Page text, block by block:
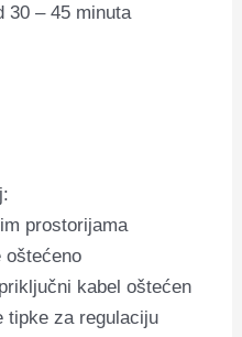
30 – 45 minuta
prostorijama
oštećeno
kabel oštećen
tipke za regulaciju